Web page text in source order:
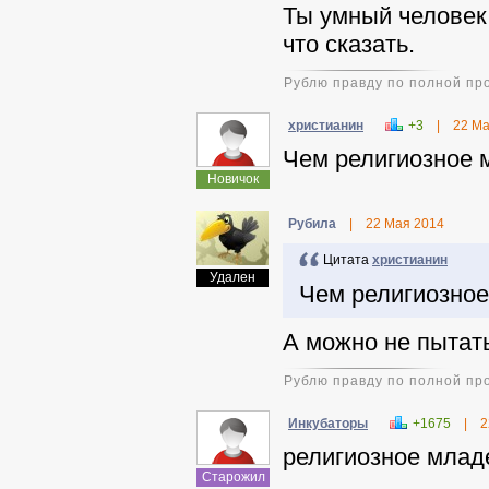
Ты умный
что сказать.
Рублю правду по полной
Новичок
христиaнин +3 22
Чем религиозное
Удален
Pyбила 22 Мая 2014
Цитата христиaнин
Чем
А можно не
Рублю правду по полной
Старожил
Инкубаторы +1675
религиозное